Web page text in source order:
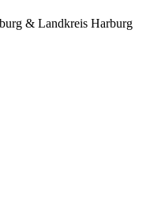
& Landkreis Harburg